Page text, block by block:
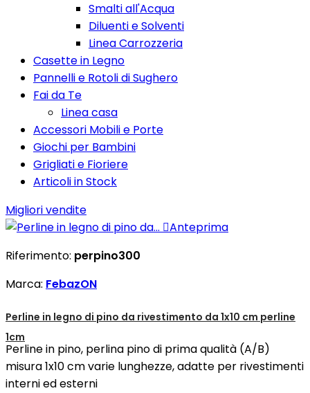
Smalti all'Acqua
Diluenti e Solventi
Linea Carrozzeria
Casette in Legno
Pannelli e Rotoli di Sughero
Fai da Te
Linea casa
Accessori Mobili e Porte
Giochi per Bambini
Grigliati e Fioriere
Articoli in Stock
Migliori vendite
Anteprima
Riferimento: perpino300
Marca: FebazON
Perline in legno di pino da rivestimento da 1x10 cm perline
1cm
Perline in pino, perlina pino di prima qualità (A/B)
misura 1x10 cm varie lunghezze, adatte per rivestimenti
interni ed esterni